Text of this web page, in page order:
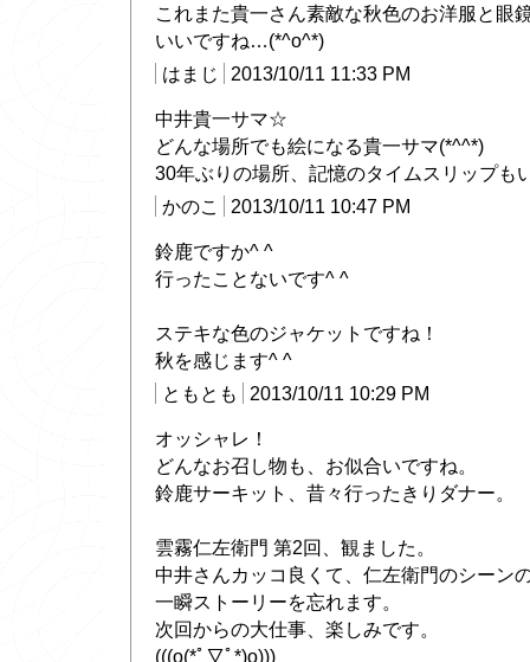
これまた貴一さん素敵な秋色のお洋服と眼
いいですね…(*^o^*)
はまじ
2013/10/11 11:33 PM
中井貴一サマ☆
どんな場所でも絵になる貴一サマ(*^^*)
30年ぶりの場所、記憶のタイムスリップも
かのこ
2013/10/11 10:47 PM
鈴鹿ですか^ ^
行ったことないです^ ^
ステキな色のジャケットですね！
秋を感じます^ ^
ともとも
2013/10/11 10:29 PM
オッシャレ！
どんなお召し物も、お似合いですね。
鈴鹿サーキット、昔々行ったきりダナー。
雲霧仁左衛門 第2回、観ました。
中井さんカッコ良くて、仁左衛門のシーン
一瞬ストーリーを忘れます。
次回からの大仕事、楽しみです。
(((o(*ﾟ▽ﾟ*)o)))